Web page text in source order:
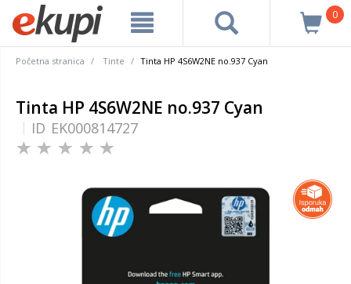
0
Početna stranica Tinte Tinta HP 4S6W2NE no.937 Cyan
Tinta HP 4S6W2NE no.937 Cyan
ID EK000814727